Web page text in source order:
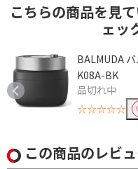
こちらの商品を見
ェッ
BALMUDA
K08A-BK
品切れ中
☆☆☆☆☆
この商品のレビ